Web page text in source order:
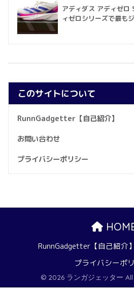
アディダス アディゼ
ィゼロシリーズで最も
このサイトについて
RunnGadgetter【自己紹介】
お問い合わせ
プライバシーポリシー
RunnGadgetter【自己紹介】
プライバシーポ
© 2026 ランガジェッター